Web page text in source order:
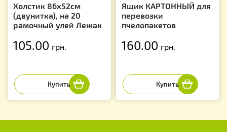
Холстик 86х52см
(двунитка), на 20
рамочный улей Лежак
105.00 грн.
Ящик КАРТОННЫЙ для
перевозки
пчелопакетов
160.00 грн.